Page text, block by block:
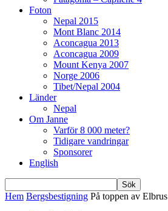
Foton
Nepal 2015
Mont Blanc 2014
Aconcagua 2013
Aconcagua 2009
Mount Kenya 2007
Norge 2006
Tibet/Nepal 2004
Länder
Nepal
Om Janne
Varför 8 000 meter?
Tidigare vandringar
Sponsorer
English
Hem Bergsbestigning På toppen av Elbrus